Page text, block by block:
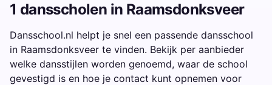
1 dansscholen in Raamsdonksveer
Dansschool.nl helpt je snel een passende dansschool
in Raamsdonksveer te vinden. Bekijk per aanbieder
welke dansstijlen worden genoemd, waar de school
gevestigd is en hoe je contact kunt opnemen voor